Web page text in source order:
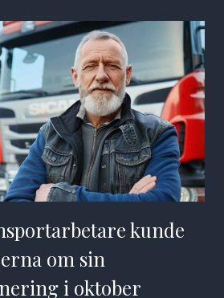
kunde
om sin
i oktober